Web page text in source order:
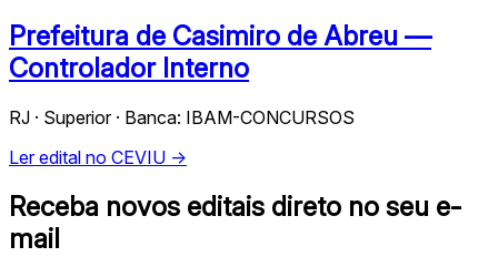
Prefeitura de Casimiro de Abreu —
Controlador Interno
RJ · Superior · Banca: IBAM-CONCURSOS
Ler edital no CEVIU →
Receba novos editais direto no seu e-
mail